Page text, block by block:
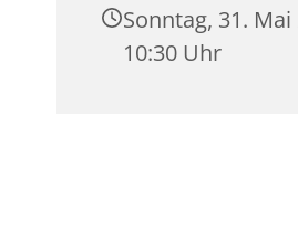
Sonntag, 31. Mai
10:30 Uhr